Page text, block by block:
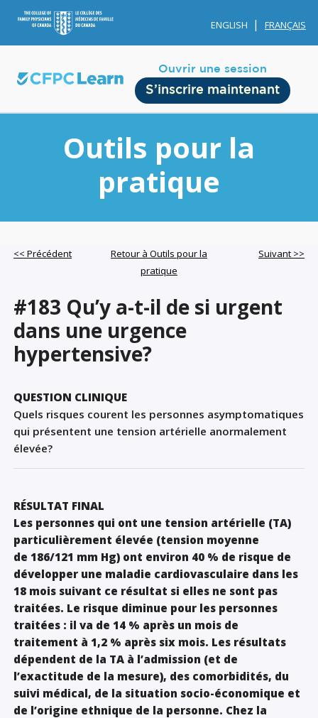
ENGLISH FRANÇAIS
Ouvrir une session
S’inscrire maintenant
Account Membership
Credit History
Sign Out
Outils pour la
pratique
<< Précédent
Retour à Outils pour la
pratique
Suivant >>
#183 Qu’y a-t-il de si urgent
dans une urgence
hypertensive?
QUESTION CLINIQUE
Quels risques courent les personnes asymptomatiques
qui présentent une tension artérielle anormalement
élevée?
RÉSULTAT FINAL
Les personnes qui ont une tension artérielle (TA)
particulièrement élevée (tension moyenne
de 186/121 mm Hg) ont environ 40 % de risque de
développer une maladie cardiovasculaire dans les
18 mois suivant ce résultat si elles ne sont pas
traitées. Le risque diminue pour les personnes
traitées : il va de 14 % après un mois de
traitement à 1,2 % après six mois. Les résultats
dépendent de la TA à l’admission (et de
l’exactitude de la mesure), des comorbidités, du
suivi médical, de la situation socio-économique et
de l’origine ethnique de la personne. Chez la